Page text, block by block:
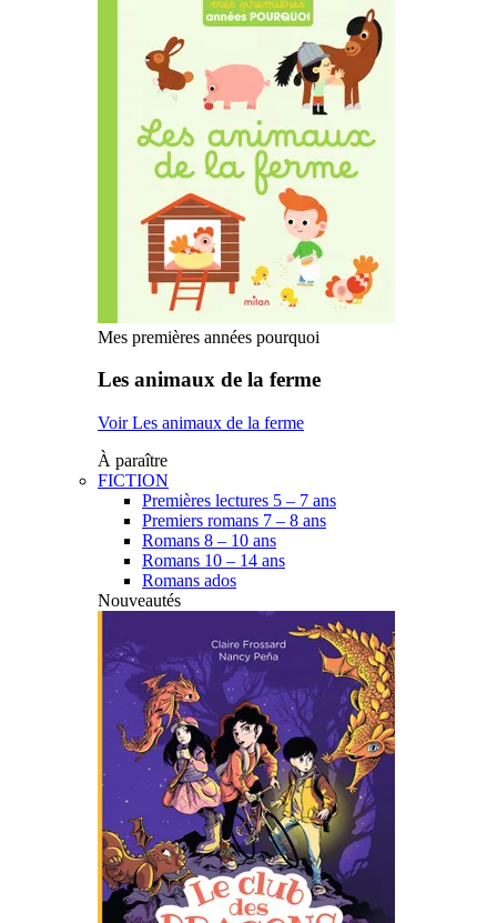
Mes premières années pourquoi
Les animaux de la ferme
Voir Les animaux de la ferme
À paraître
FICTION
Premières lectures 5 – 7 ans
Premiers romans 7 – 8 ans
Romans 8 – 10 ans
Romans 10 – 14 ans
Romans ados
Nouveautés